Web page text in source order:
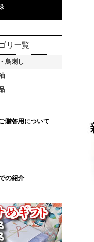
リ一覧
鳥刺し
贈答用について
の紹介